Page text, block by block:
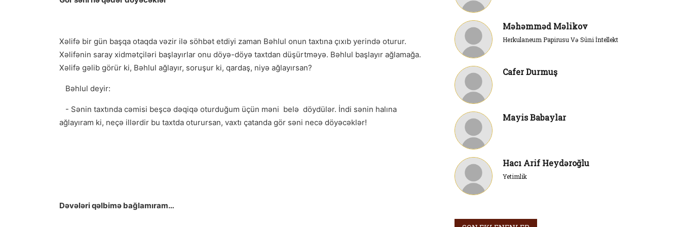
Xəlifə bir gün başqa otaqda vəzir ilə söhbət etdiyi zaman Bəhlul onun taxtına çıxıb yerində oturur.
Xəlifənin saray xidmətçiləri başlayırlar onu döyə-döyə taxtdan düşürtməyə. Bəhlul başlayır ağlamağa.
Xəlifə gəlib görür ki, Bəhlul ağlayır, soruşur ki, qardaş, niyə ağlayırsan?
Bəhlul deyir:
- Sənin taxtında cəmisi beşcə dəqiqə oturduğum üçün məni belə döydülər. İndi sənin halına
ağlayıram ki, neçə illərdir bu taxtda oturursan, vaxtı çatanda gör səni necə döyəcəklər!
Dəvələri qəlbimə bağlamıram…
Məhəmməd Məlikov
Herkulaneum Papirusu Və Süni İntellekt
Cafer Durmuş
Mayis Babaylar
Hacı Arif Heydəroğlu
Yetimlik